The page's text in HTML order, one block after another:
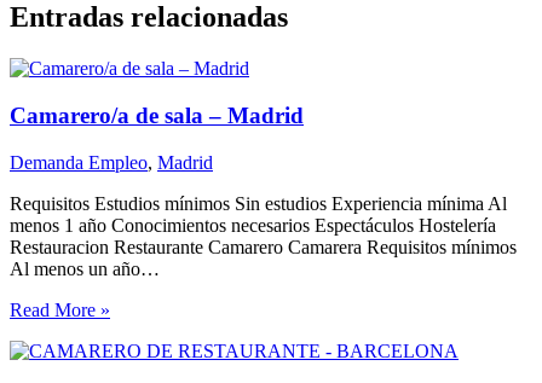
Entradas relacionadas
Camarero/a de sala – Madrid
Demanda Empleo, Madrid
Requisitos Estudios mínimos Sin estudios Experiencia mínima Al
menos 1 año Conocimientos necesarios Espectáculos Hostelería
Restauracion Restaurante Camarero Camarera Requisitos mínimos
Al menos un año…
Read More »